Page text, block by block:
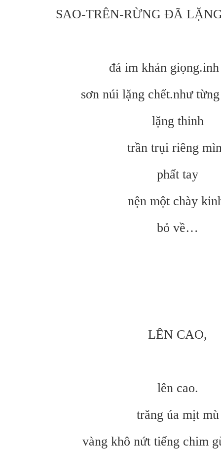
SAO-TRÊN-RỪNG ĐÃ
đá im khản
sơn núi lặng chết.như
lặng thinh
trần trụi riêng
phất tay
nện một chày
bỏ về…
LÊN CAO,
lên cao.
trăng úa mịt mù
vàng khô nứt tiếng chim